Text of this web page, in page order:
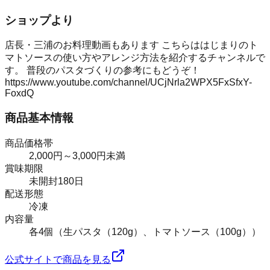
ショップより
店長・三浦のお料理動画もあります こちらははじまりのト
マトソースの使い方やアレンジ方法を紹介するチャンネルで
す。 普段のパスタづくりの参考にもどうぞ！
https://www.youtube.com/channel/UCjNrla2WPX5FxSfxY-
FoxdQ
商品基本情報
商品価格帯
2,000円～3,000円未満
賞味期限
未開封180日
配送形態
冷凍
内容量
各4個（生パスタ（120g）、トマトソース（100g））
公式サイトで商品を見る